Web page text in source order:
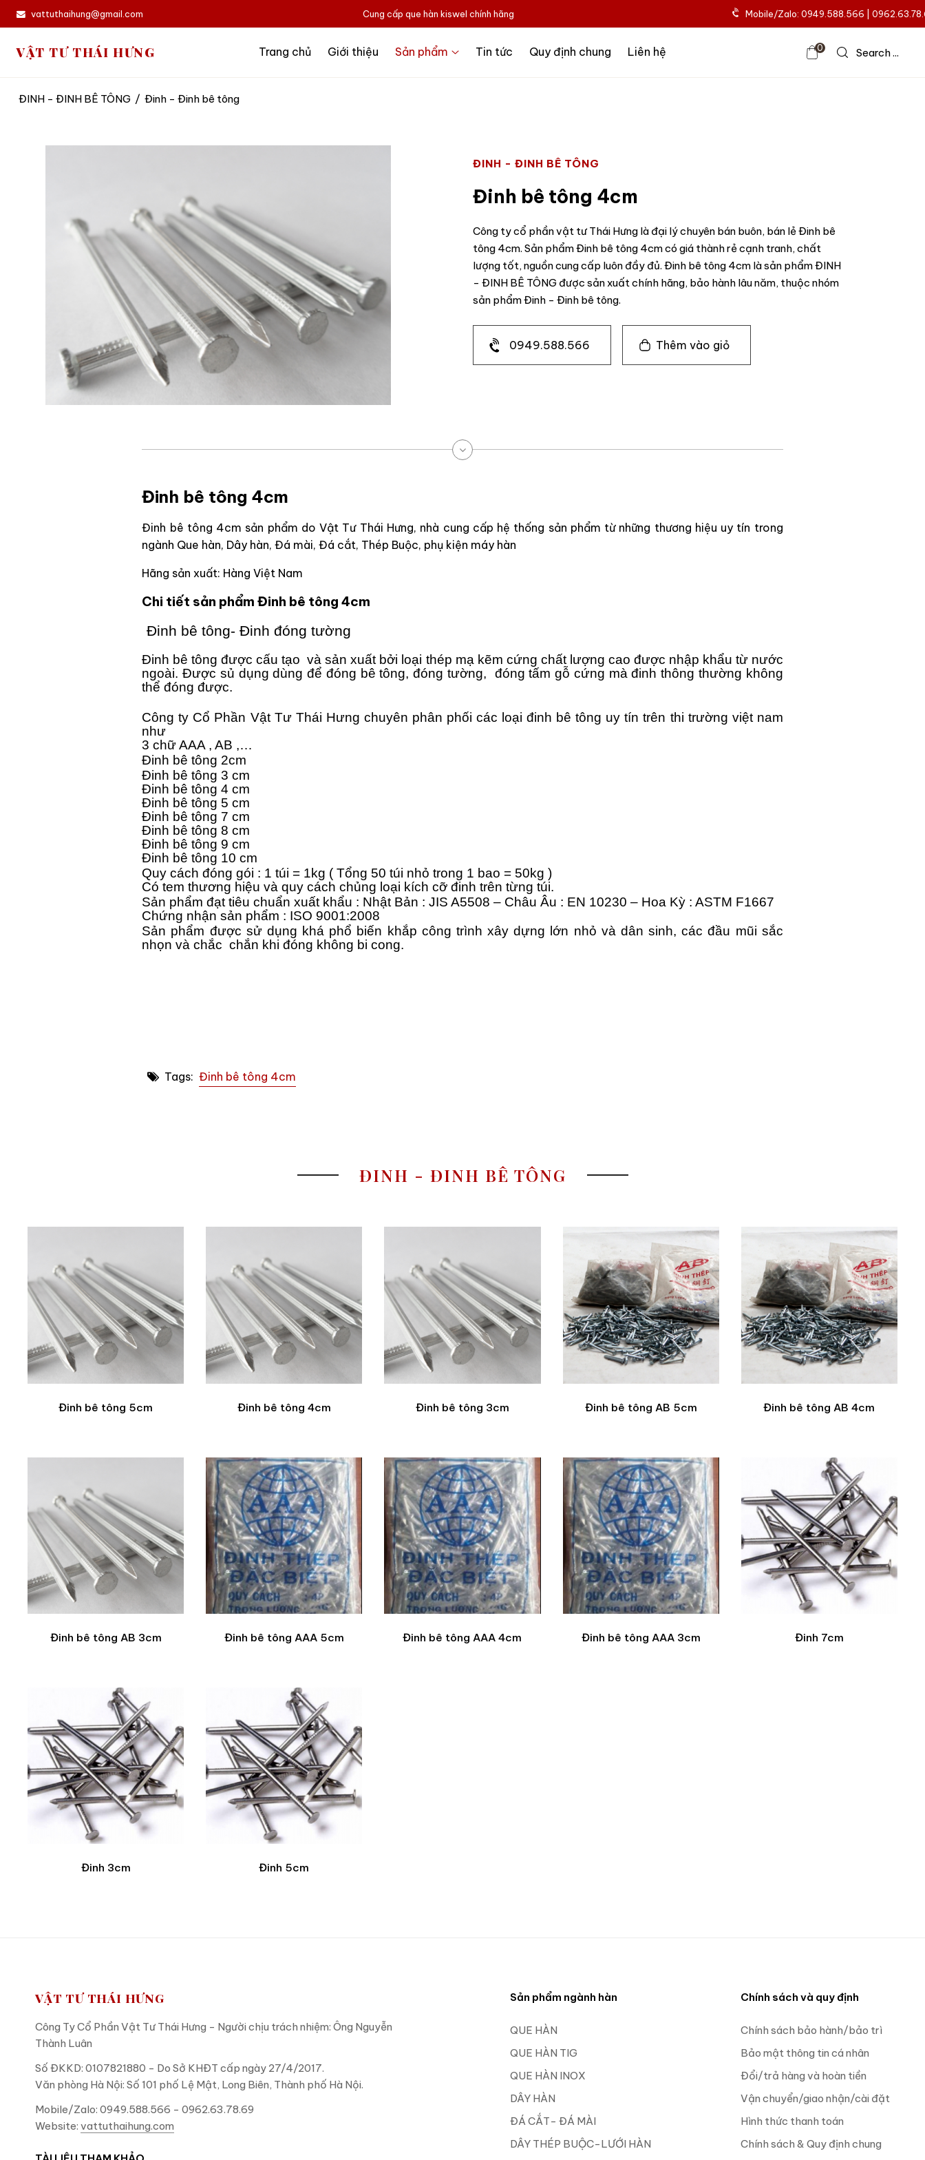
vattuthaihung@gmail.com Cung cấp que hàn kiswel chính hãng Mobile/Zalo: 0949.588.566 |
VẬT TƯ THÁI HƯNG Trang chủ Giới thiệu Sản phẩm Tin tức Quy định chung Liên hệ 0 Search ...
ĐINH - ĐINH BÊ TÔNG / Đinh - Đinh bê tông
ĐINH - ĐINH BÊ TÔNG
Đinh bê tông 4cm
Công ty cổ phần vật tư Thái Hưng là đại lý chuyên bán buôn, bán lẻ Đinh bê
tông 4cm. Sản phẩm Đinh bê tông 4cm có giá thành rẻ cạnh tranh, chất
lượng tốt, nguồn cung cấp luôn đầy đủ. Đinh bê tông 4cm là sản phẩm ĐINH
- ĐINH BÊ TÔNG được sản xuất chính hãng, bảo hành lâu năm, thuộc nhóm
sản phẩm Đinh - Đinh bê tông.
0949.588.566 Thêm vào giỏ
Đinh bê tông 4cm
Đinh bê tông 4cm sản phẩm do Vật Tư Thái Hưng, nhà cung cấp hệ thống sản phẩm từ những thương hiệu uy tín trong
ngành Que hàn, Dây hàn, Đá mài, Đá cắt, Thép Buộc, phụ kiện máy hàn
Hãng sản xuất: Hàng Việt Nam
Chi tiết sản phẩm Đinh bê tông 4cm
Đinh bê tông- Đinh đóng tường
Đinh bê tông được cấu tạo và sản xuất bởi loại thép mạ kẽm cứng chất lượng cao được nhập khẩu từ nước
ngoài. Được sủ dụng dùng để đóng bê tông, đóng tường, đóng tấm gỗ cứng mà đinh thông thường không
thể đóng được.
Công ty Cổ Phần Vật Tư Thái Hưng chuyên phân phối các loại đinh bê tông uy tín trên thi trường việt nam
như
3 chữ AAA , AB ,…
Đinh bê tông 2cm
Đinh bê tông 3 cm
Đinh bê tông 4 cm
Đinh bê tông 5 cm
Đinh bê tông 7 cm
Đinh bê tông 8 cm
Đinh bê tông 9 cm
Đinh bê tông 10 cm
Quy cách đóng gói : 1 túi = 1kg ( Tổng 50 túi nhỏ trong 1 bao = 50kg )
Có tem thương hiệu và quy cách chủng loại kích cỡ đinh trên từng túi.
Sản phẩm đạt tiêu chuẩn xuất khẩu : Nhật Bản : JIS A5508 – Châu Âu : EN 10230 – Hoa Kỳ : ASTM F1667
Chứng nhận sản phẩm : ISO 9001:2008
Sản phẩm được sử dụng khá phổ biến khắp công trình xây dựng lớn nhỏ và dân sinh, các đầu mũi sắc
nhọn và chắc chắn khi đóng không bi cong.
Tags: Đinh bê tông 4cm
ĐINH - ĐINH BÊ TÔNG
Đinh bê tông 5cm Đinh bê tông 4cm Đinh bê tông 3cm Đinh bê tông AB 5cm Đinh bê tông AB 4cm
Đinh bê tông AB 3cm Đinh bê tông AAA 5cm Đinh bê tông AAA 4cm Đinh bê tông AAA 3cm Đinh 7cm
Đinh 3cm Đinh 5cm
VẬT TƯ THÁI HƯNG
Công Ty Cổ Phần Vật Tư Thái Hưng - Người chịu trách nhiệm: Ông Nguyễn
Thành Luân
Số ĐKKD: 0107821880 - Do Sở KHĐT cấp ngày 27/4/2017.
Văn phòng Hà Nội: Số 101 phố Lệ Mật, Long Biên, Thành phố Hà Nội.
Mobile/Zalo: 0949.588.566 - 0962.63.78.69
Website: vattuthaihung.com
Sản phẩm ngành hàn
QUE HÀN
QUE HÀN TIG
QUE HÀN INOX
DÂY HÀN
ĐÁ CẮT- ĐÁ MÀI
DÂY THÉP BUỘC-LƯỚI HÀN
Chính sách và quy định
Chính sách bảo hành/bảo trì
Bảo mật thông tin cá nhân
Đổi/trả hàng và hoàn tiền
Vận chuyển/giao nhận/cài đặt
Hình thức thanh toán
Chính sách & Quy định chung